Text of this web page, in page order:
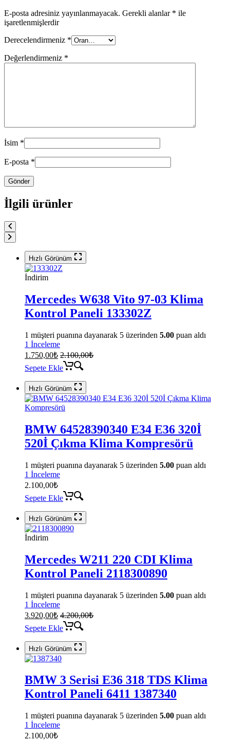
E-posta adresiniz yayınlanmayacak. Gerekli alanlar * ile
işaretlenmişlerdir
Derecelendirmeniz *
Değerlendirmeniz *
İsim *
E-posta *
İlgili ürünler
Hızlı Görünüm
İndirim
Mercedes W638 Vito 97-03 Klima
Kontrol Paneli 133302Z
1 müşteri puanına dayanarak 5 üzerinden 5.00 puan aldı
1 İnceleme
1.750,00₺ 2.100,00₺
Sepete Ekle
Hızlı Görünüm
BMW 64528390340 E34 E36 320İ
520İ Çıkma Klima Kompresörü
1 müşteri puanına dayanarak 5 üzerinden 5.00 puan aldı
1 İnceleme
2.100,00₺
Sepete Ekle
Hızlı Görünüm
İndirim
Mercedes W211 220 CDI Klima
Kontrol Paneli 2118300890
1 müşteri puanına dayanarak 5 üzerinden 5.00 puan aldı
1 İnceleme
3.920,00₺ 4.200,00₺
Sepete Ekle
Hızlı Görünüm
BMW 3 Serisi E36 318 TDS Klima
Kontrol Paneli 6411 1387340
1 müşteri puanına dayanarak 5 üzerinden 5.00 puan aldı
1 İnceleme
2.100,00₺